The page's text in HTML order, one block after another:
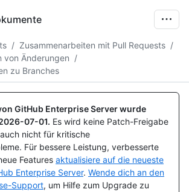
/ Zusammenarbeiten mit Pull Requests /
von Änderungen /
zu Branches
GitHub Enterprise Server wurde
07-01. Es wird keine Patch-Freigabe
nicht für kritische
Für bessere Leistung, verbesserte
Features aktualisiere auf die neueste
Enterprise Server. Wende dich an den
Support, um Hilfe zum Upgrade zu